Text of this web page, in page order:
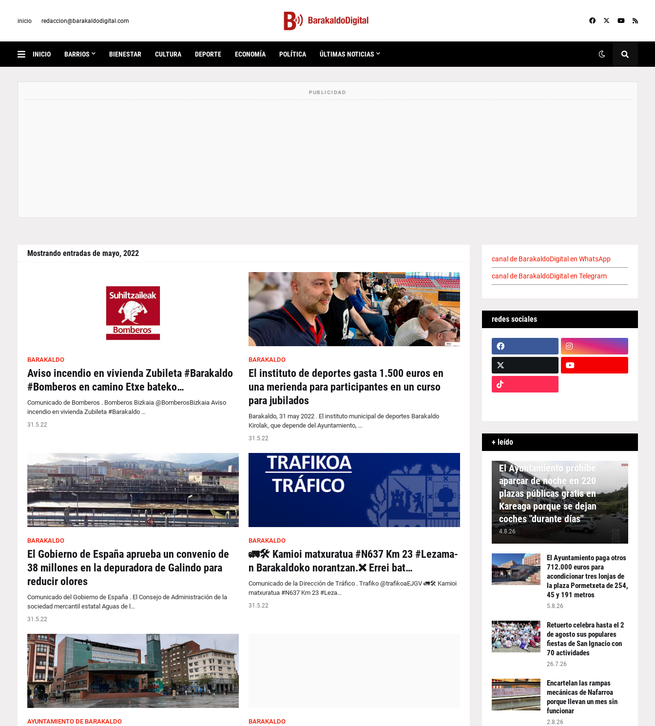
inicio redaccion@barakaldodigital.com
INICIO BARRIOS BIENESTAR CULTURA DEPORTE ECONOMÍA POLÍTICA ÚLTIMAS NOTICIAS
Mostrando entradas de mayo, 2022
BARAKALDO
Aviso incendio en vivienda Zubileta #Barakaldo
#Bomberos en camino Etxe bateko…
Comunicado de Bomberos . Bomberos Bizkaia @BomberosBizkaia Aviso
incendio en vivienda Zubileta #Barakaldo …
31.5.22
BARAKALDO
El instituto de deportes gasta 1.500 euros en
una merienda para participantes en un curso
para jubilados
Barakaldo, 31 may 2022 . El instituto municipal de deportes Barakaldo
Kirolak, que depende del Ayuntamiento, …
31.5.22
BARAKALDO
El Gobierno de España aprueba un convenio de
38 millones en la depuradora de Galindo para
reducir olores
Comunicado del Gobierno de España . El Consejo de Administración de la
sociedad mercantil estatal Aguas de l…
31.5.22
BARAKALDO
🚛🛠️ Kamioi matxuratua #N637 Km 23 #Lezama-
n Barakaldoko norantzan.❌ Errei bat…
Comunicado de la Dirección de Tráfico . Trafiko @trafikoaEJGV 🚛🛠️ Kamioi
matxuratua #N637 Km 23 #Leza…
31.5.22
AYUNTAMIENTO DE BARAKALDO BARAKALDO
canal de BarakaldoDigital en WhatsApp
canal de BarakaldoDigital en Telegram
redes sociales
+ leído
APARCAMIENTO
El Ayuntamiento prohíbe
aparcar de noche en 220
plazas públicas gratis en
Kareaga porque se dejan
coches "durante días"
4.8.26
El Ayuntamiento paga otros
712.000 euros para
acondicionar tres lonjas de
la plaza Pormetxeta de 254,
45 y 191 metros
5.8.26
Retuerto celebra hasta el 2
de agosto sus populares
fiestas de San Ignacio con
70 actividades
26.7.26
Encartelan las rampas
mecánicas de Nafarroa
porque llevan un mes sin
funcionar
2.8.26